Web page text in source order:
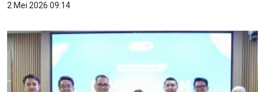
2 Mei 2026 09:14